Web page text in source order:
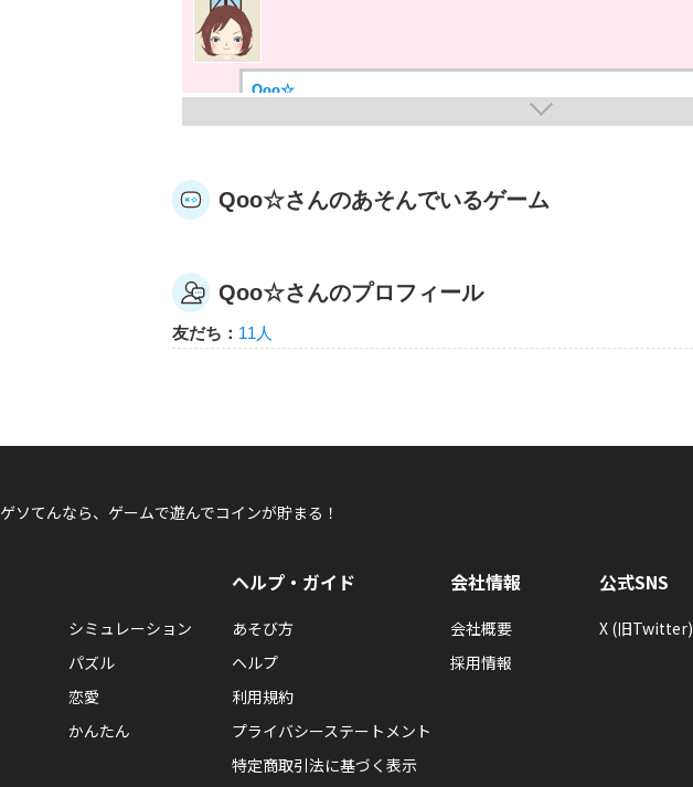
Qoo☆
Qoo☆さんが何か隠しバッジを手に入れたらしい！
ベジモンを50回あそんだらもらえるエネルギーバッジ。
Qoo☆
Qoo☆さんのあそんでいるゲーム
Qoo☆さんのプロフィール
友だち： 11人
ゲソてんなら、ゲームで遊んでコインが貯まる！
シミュレーション
パズル
恋愛
かんたん
ヘルプ・ガイド
あそび方
ヘルプ
利用規約
プライバシーステートメント
特定商取引法に基づく表示
会社情報
会社概要
採用情報
公式SNS
X (旧Twitter)